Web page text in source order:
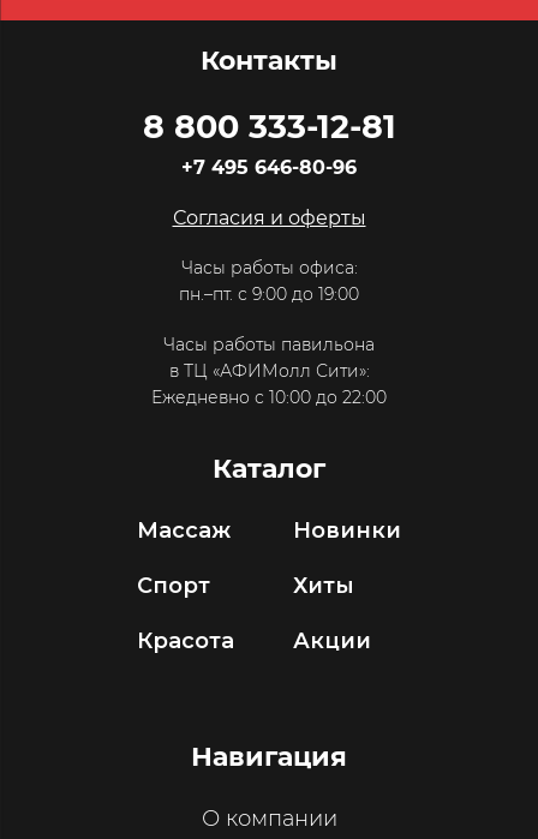
Контакты
8 800 333-12-81
+7 495 646-80-96
Согласия и оферты
Часы работы офиса:
пн.–пт. с 9:00 до 19:00
Часы работы павильона
в ТЦ «АФИМолл Сити»:
Ежедневно с 10:00 до 22:00
Каталог
Массаж
Спорт
Красота
Новинки
Хиты
Акции
Навигация
О компании